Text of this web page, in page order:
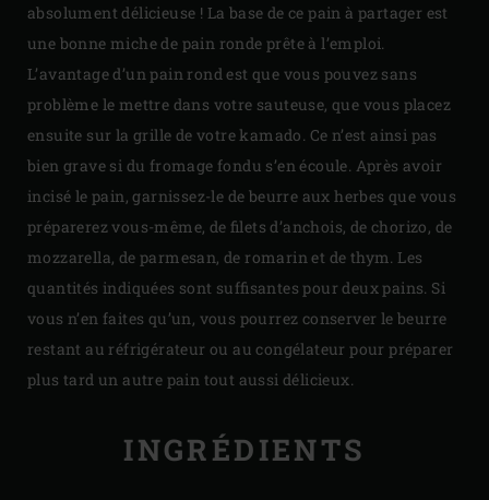
absolument délicieuse ! La base de ce pain à partager est
une bonne miche de pain ronde prête à l’emploi.
L’avantage d’un pain rond est que vous pouvez sans
problème le mettre dans votre sauteuse, que vous placez
ensuite sur la grille de votre kamado. Ce n’est ainsi pas
bien grave si du fromage fondu s’en écoule. Après avoir
incisé le pain, garnissez-le de beurre aux herbes que vous
préparerez vous-même, de filets d’anchois, de chorizo, de
mozzarella, de parmesan, de romarin et de thym. Les
quantités indiquées sont suffisantes pour deux pains. Si
vous n’en faites qu’un, vous pourrez conserver le beurre
restant au réfrigérateur ou au congélateur pour préparer
plus tard un autre pain tout aussi délicieux.
INGRÉDIENTS